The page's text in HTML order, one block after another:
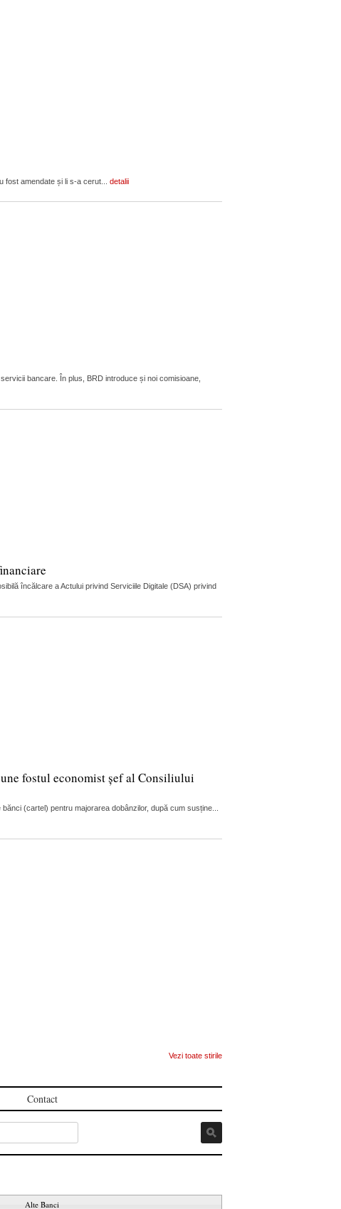
fost amendate și li s-a cerut... detalii
bancare. În plus, BRD introduce și noi comisioane,
încălcare a Actului privind Serviciile Digitale (DSA) privind
fostul economist șef al Consiliului
(cartel) pentru majorarea dobânzilor, după cum susține...
Vezi toate stirile
Contact
Alte Banci